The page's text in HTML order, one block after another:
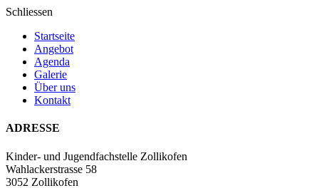
Schliessen
Startseite
Angebot
Agenda
Galerie
Über uns
Kontakt
ADRESSE
Kinder- und Jugendfachstelle Zollikofen
Wahlackerstrasse 58
3052 Zollikofen